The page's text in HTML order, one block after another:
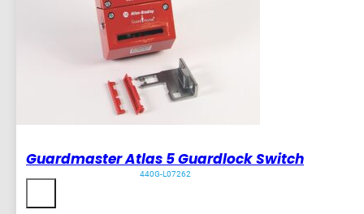
Guardmaster Atlas 5 Guardlock Switch
440G-L07262